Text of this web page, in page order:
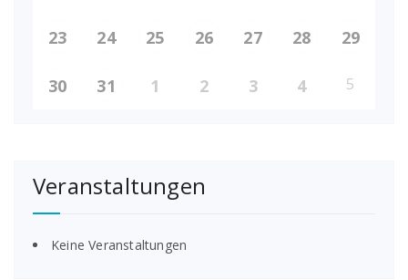
23 24 25 26 27 28 29
30 31 1 2 3 4 5
Veranstaltungen
Keine Veranstaltungen